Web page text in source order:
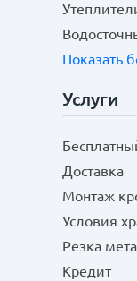
Показать
Услуги
Доставка
Монтаж
Условия
Резка
Кредит